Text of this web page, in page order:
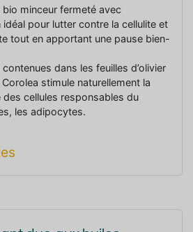
minceur fermeté avec
pour lutter contre la cellulite et
tout en apportant une pause bien-
dans les feuilles d’olivier
Corolea stimule naturellement la
cellules responsables du
les adipocytes.
par des tests cliniques.